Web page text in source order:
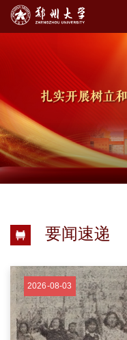
要闻速递
2026-08-03